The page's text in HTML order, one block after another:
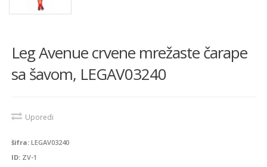
Leg Avenue crvene mrežaste čarape
sa šavom, LEGAV03240
Uporedi
šifra: LEGAV03240
ID: ZV-1